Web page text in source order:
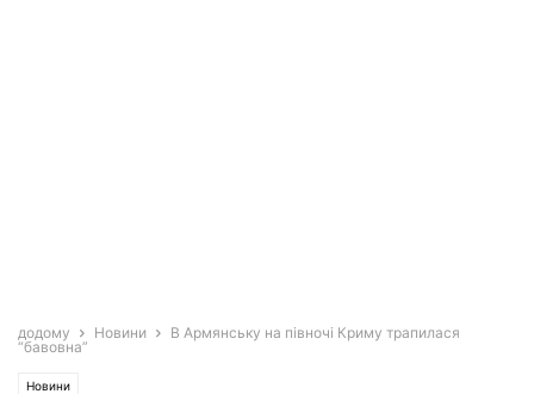
додому Новини
В Армянську на півночі Криму трапилася
“бавовна”
Новини